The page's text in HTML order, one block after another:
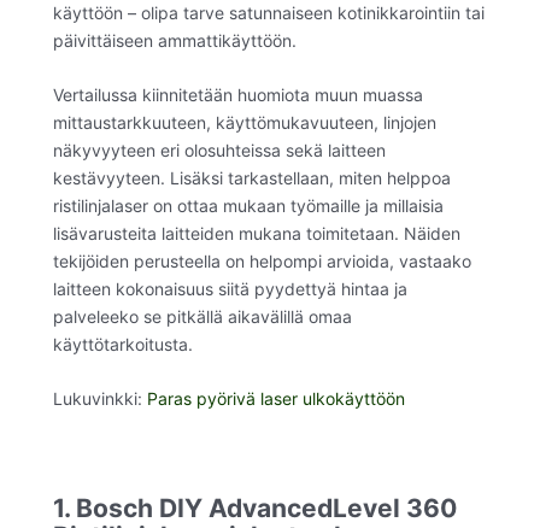
käyttöön – olipa tarve satunnaiseen kotinikkarointiin tai
päivittäiseen ammattikäyttöön.
Vertailussa kiinnitetään huomiota muun muassa
mittaustarkkuuteen, käyttömukavuuteen, linjojen
näkyvyyteen eri olosuhteissa sekä laitteen
kestävyyteen. Lisäksi tarkastellaan, miten helppoa
ristilinjalaser on ottaa mukaan työmaille ja millaisia
lisävarusteita laitteiden mukana toimitetaan. Näiden
tekijöiden perusteella on helpompi arvioida, vastaako
laitteen kokonaisuus siitä pyydettyä hintaa ja
palveleeko se pitkällä aikavälillä omaa
käyttötarkoitusta.
Lukuvinkki: Paras pyörivä laser ulkokäyttöön
1. Bosch DIY AdvancedLevel 360